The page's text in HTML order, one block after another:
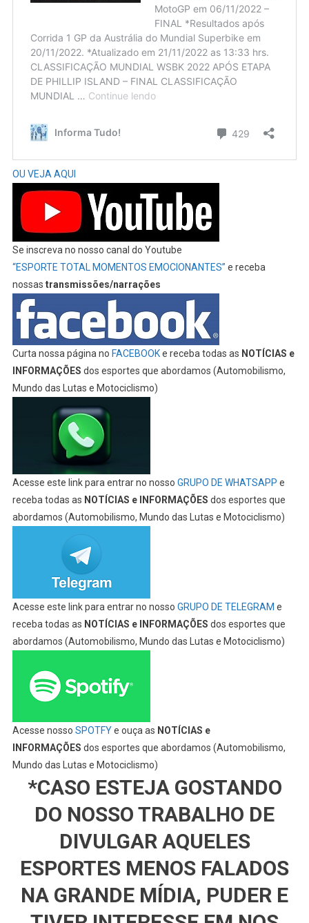
OU VEJA AQUI
Se inscreva no nosso canal do Youtube
“ESPORTE TOTAL MOMENTOS EMOCIONANTES” e receba
nossas transmissões/narrações
Curta nossa página no FACEBOOKe receba todas as NOTÍCIAS e
INFORMAÇÕES dos esportes que abordamos (Automobilismo,
Mundo das Lutas e Motociclismo)
Acesse este link para entrar no nosso GRUPO DE WHATSAPP e
receba todas as NOTÍCIAS e INFORMAÇÕES dos esportes que
abordamos (Automobilismo, Mundo das Lutas e Motociclismo)
Acesse este link para entrar no nosso GRUPO DE TELEGRAM e
receba todas as NOTÍCIAS e INFORMAÇÕES dos esportes que
abordamos (Automobilismo, Mundo das Lutas e Motociclismo)
Acesse nosso SPOTFYe ouça as NOTÍCIAS e
INFORMAÇÕES dos esportes que abordamos (Automobilismo,
Mundo das Lutas e Motociclismo)
*CASO ESTEJA GOSTANDO
DO NOSSO TRABALHO DE
DIVULGAR AQUELES
ESPORTES MENOS FALADOS
NA GRANDE MÍDIA, PUDER E